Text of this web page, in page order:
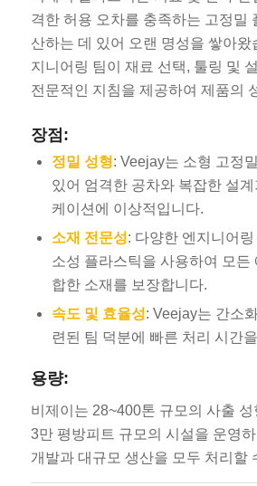
격한 허용 오차를 충족하는 고정밀
산하는 데 있어 오랜 명성을 쌓아왔
지니어링 팀이 재료 선택, 툴링 및
전문적인 지침을 제공하여 제품의
장점:
정밀 성형: Veejay는 소형 고정
있어 엄격한 공차와 복잡한 설계
케이션에 이상적입니다.
소재 전문성: 다양한 엔지니어
소성 플라스틱을 사용하여 모든
합한 소재를 보장합니다.
속도 및 효율성: Veejay는 간소
련된 팀 덕분에 빠른 처리 시간
용량:
비제이는 28~400톤 규모의 사출
3만 평방피트 규모의 시설을 운영
개발과 대규모 생산을 모두 처리할